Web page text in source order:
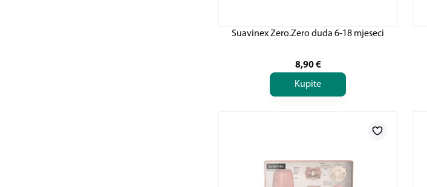
Suavinex Zero.Zero duda 6-18 mjeseci
8,90 €
Kupite